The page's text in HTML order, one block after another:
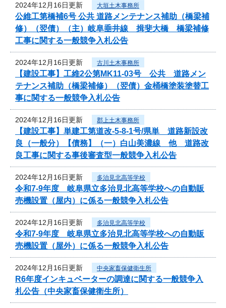
2024年12月16日更新 大垣土木事務所
公維工第橋補6号 公共 道路メンテナンス補助（橋梁補
修）（翌債）（主）岐阜垂井線 揖斐大橋 橋梁補修
工事に関する一般競争入札公告
2024年12月16日更新 古川土木事務所
【建設工事】工維2公第MK11-03号 公共 道路メン
テナンス補助（橋梁補修）（翌債）金桶橋塗装塗替工
事に関する一般競争入札公告
2024年12月16日更新 郡上土木事務所
【建設工事】単建工第道改-5-8-1号/県単 道路新設改
良（一般分）【債務】（一）白山美濃線 他 道路改
良工事に関する事後審査型一般競争入札公告
2024年12月16日更新 多治見北高等学校
令和7‐9年度 岐阜県立多治見北高等学校への自動販
売機設置（屋内）に係る一般競争入札公告
2024年12月16日更新 多治見北高等学校
令和7‐9年度 岐阜県立多治見北高等学校への自動販
売機設置（屋外）に係る一般競争入札公告
2024年12月16日更新 中央家畜保健衛生所
R6年度インキュベーターの調達に関する一般競争入
札公告（中央家畜保健衛生所）